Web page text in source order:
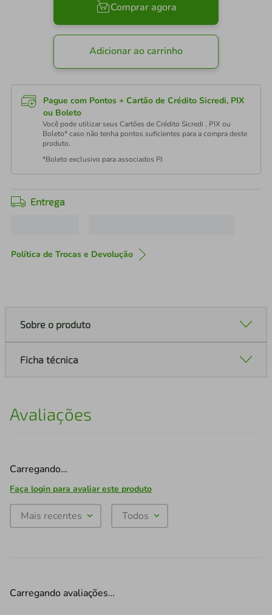
Comprar agora
Adicionar ao carrinho
Pague com Pontos + Cartão de Crédito Sicredi, PIX
ou Boleto
Você pode utilizar seus Cartões de Crédito Sicredi , PIX ou
Boleto* caso não tenha pontos suficientes para a compra deste
produto.
*Boleto exclusivo para associados PJ
Entrega
Política de Trocas e Devolução
Sobre o produto
Ficha técnica
Avaliações
Carregando…
Faça login para avaliar este produto
Mais recentes Todos
Carregando avaliações…